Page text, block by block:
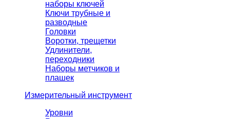
наборы ключей
Ключи трубные и
разводные
Головки
Воротки, трещетки
Удлинители,
переходники
Наборы метчиков и
плашек
Измерительный инструмент
Уровни